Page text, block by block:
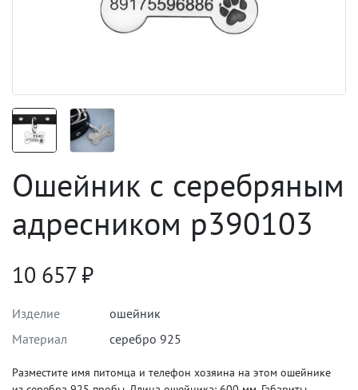
Ошейник с серебряным
адресником p390103
10 657 ₽
Изделие
ошейник
Материал
серебро 925
Разместите имя питомца и телефон хозяина на этом ошейнике